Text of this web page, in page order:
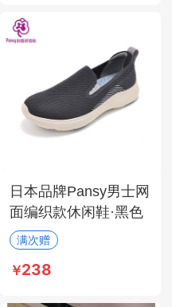
日本品牌Pansy男士网
面编织款休闲鞋·黑色
满次赠
238